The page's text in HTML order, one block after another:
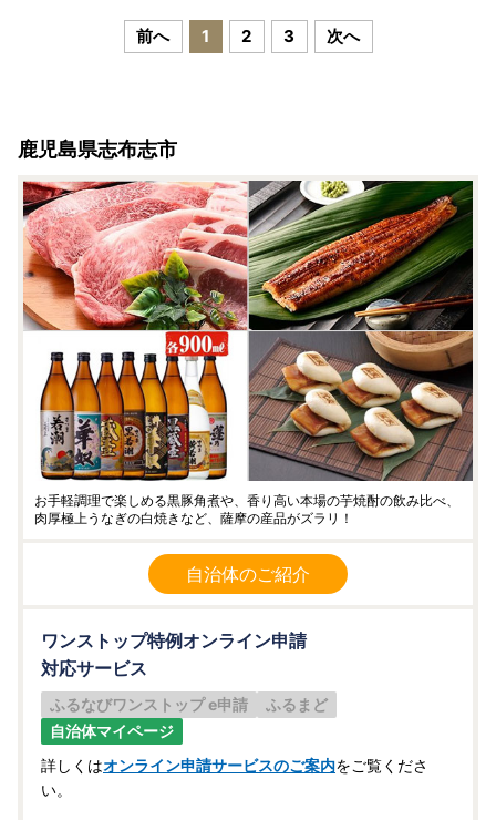
前へ 1 2 3 次へ
鹿児島県志布志市
お手軽調理で楽しめる黒豚角煮や、香り高い本場の芋焼酎の飲み比べ、
肉厚極上うなぎの白焼きなど、薩摩の産品がズラリ！
自治体のご紹介
ワンストップ特例オンライン申請
対応サービス
ふるなびワンストップ e申請
ふるまど
自治体マイページ
詳しくはオンライン申請サービスのご案内をご覧くださ
い。